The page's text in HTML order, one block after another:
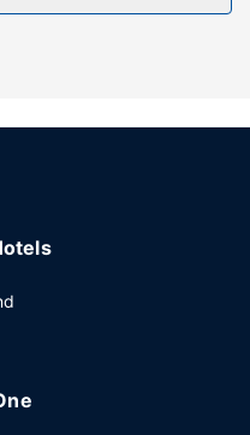
Dette hotellet har
bibliotek. Dette
parkering (inkludert) på